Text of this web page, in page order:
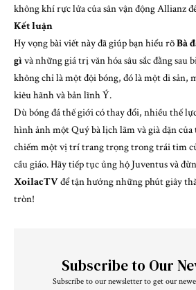
không khí rực lửa của sân vận động Allianz
Kết luận
Hy vọng bài viết này đã giúp bạn hiểu rõBà
gìvà những giá trị văn hóa sâu sắc đằng sau
không chỉ là một đội bóng, đó là một di sản,
kiêu hãnh và bản lĩnh Ý.
Dù bóng đá thế giới có thay đổi, nhiều thế
hình ảnh một Quý bà lịch lãm và già dặn
chiếm một vị trí trang trọng trong trái tim
cầu giáo. Hãy tiếp tục ủng hộ Juventus và
XoilacTVđể tận hưởng những phút giây
tròn!
Subscribe to Our
Subscribe to our newsletter to get our